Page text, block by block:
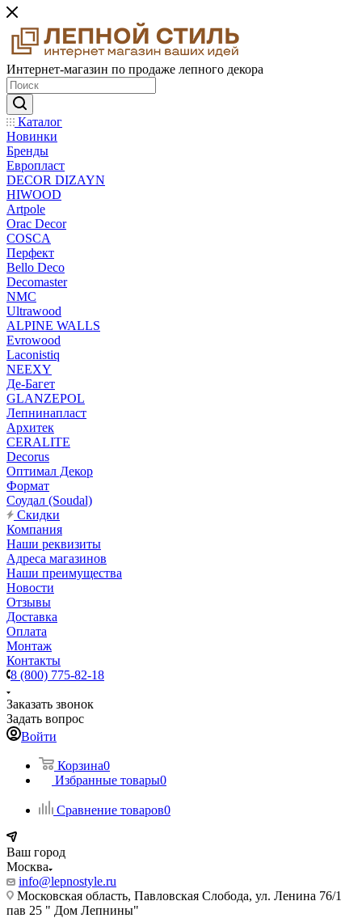
Интернет-магазин по продаже лепного декора
Каталог
Новинки
Бренды
Европласт
DECOR DIZAYN
HIWOOD
Artpole
Orac Decor
COSCA
Перфект
Bello Deco
Decomaster
NMС
Ultrawood
ALPINE WALLS
Evrowood
Laconistiq
NEEXY
Де-Багет
GLANZEPOL
Лепнинапласт
Архитек
CERALITE
Decorus
Оптимал Декор
Формат
Соудал (Soudal)
Скидки
Компания
Наши реквизиты
Адреса магазинов
Наши преимущества
Новости
Отзывы
Доставка
Оплата
Монтаж
Контакты
8 (800) 775-82-18
Заказать звонок
Задать вопрос
Войти
Корзина0
Избранные товары0
Сравнение товаров0
Ваш город
Москва
info@lepnostyle.ru
Московская область, Павловская Слобода, ул. Ленина 76/1
пав 25 " Дом Лепнины"